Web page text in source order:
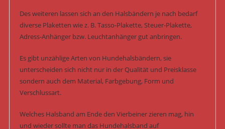
Des weiteren lassen sich an den Halsbändern je nach bedarf
diverse Plaketten wie z. B. Tasso-Plakette, Steuer-Plakette,
Adress-Anhänger bzw. Leuchtanhänger gut anbringen.
Es gibt unzählige Arten von Hundehalsbändern, sie
unterscheiden sich nicht nur in der Qualität und Preisklasse
sondern auch dem Material, Farbgebung, Form und
Verschlussart.
Welches Halsband am Ende den Vierbeiner zieren mag, hin
und wieder sollte man das Hundehalsband auf